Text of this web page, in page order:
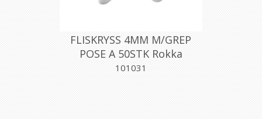
FLISKRYSS 4MM M/GREP
POSE A 50STK Rokka
101031